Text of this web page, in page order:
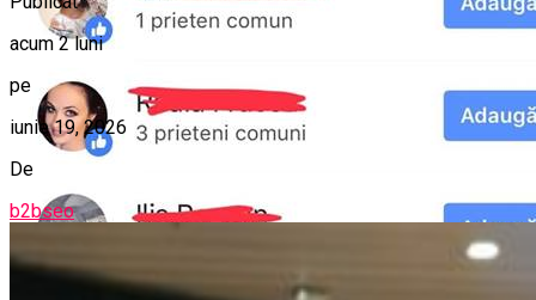
acum 2 luni
pe
iunie 19, 2026
De
b2bseo